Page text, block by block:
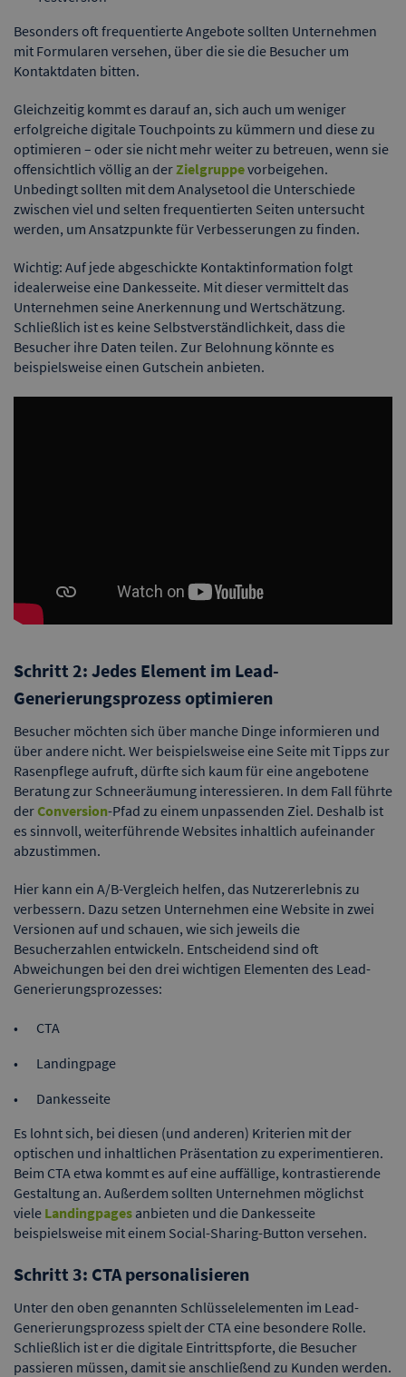
Besonders oft frequentierte Angebote sollten Unternehmen
mit Formularen versehen, über die sie die Besucher um
Kontaktdaten bitten.
Gleichzeitig kommt es darauf an, sich auch um weniger
erfolgreiche digitale Touchpoints zu kümmern und diese zu
optimieren – oder sie nicht mehr weiter zu betreuen, wenn sie
offensichtlich völlig an derZielgruppevorbeigehen.
Unbedingt sollten mit dem Analysetool die Unterschiede
zwischen viel und selten frequentierten Seiten untersucht
werden, um Ansatzpunkte für Verbesserungen zu finden.
Wichtig: Auf jede abgeschickte Kontaktinformation folgt
idealerweise eine Dankesseite. Mit dieser vermittelt das
Unternehmen seine Anerkennung und Wertschätzung.
Schließlich ist es keine Selbstverständlichkeit, dass die
Besucher ihre Daten teilen. Zur Belohnung könnte es
beispielsweise einen Gutschein anbieten.
Schritt 2: Jedes Element im Lead-
Generierungsprozess optimieren
Besucher möchten sich über manche Dinge informieren und
über andere nicht. Wer beispielsweise eine Seite mit Tipps zur
Rasenpflege aufruft, dürfte sich kaum für eine angebotene
Beratung zur Schneeräumung interessieren. In dem Fall führte
derConversion-Pfad zu einem unpassenden Ziel. Deshalb ist
es sinnvoll, weiterführende Websites inhaltlich aufeinander
abzustimmen.
Hier kann ein A/B-Vergleich helfen, das Nutzererlebnis zu
verbessern. Dazu setzen Unternehmen eine Website in zwei
Versionen auf und schauen, wie sich jeweils die
Besucherzahlen entwickeln. Entscheidend sind oft
Abweichungen bei den drei wichtigen Elementen des Lead-
Generierungsprozesses:
CTA
Landingpage
Dankesseite
Es lohnt sich, bei diesen (und anderen) Kriterien mit der
optischen und inhaltlichen Präsentation zu experimentieren.
Beim CTA etwa kommt es auf eine auffällige, kontrastierende
Gestaltung an. Außerdem sollten Unternehmen möglichst
viele Landingpages anbieten und die Dankesseite
beispielsweise mit einem Social-Sharing-Button versehen.
Schritt 3: CTA personalisieren
Unter den oben genannten Schlüsselelementen im Lead-
Generierungsprozess spielt der CTA eine besondere Rolle.
Schließlich ist er die digitale Eintrittspforte, die Besucher
passieren müssen, damit sie anschließend zu Kunden werden.